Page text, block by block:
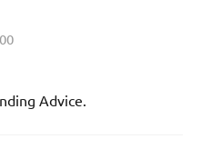
Advice.